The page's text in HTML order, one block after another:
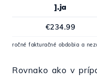
].ja
€234.99
ročné fakturačné obdobia a
Rovnako ako v